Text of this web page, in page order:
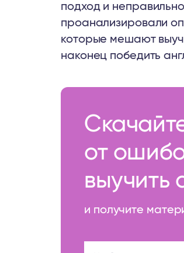
подход и
проанализировали
которые мешают
наконец победить
от
выучить
и получите